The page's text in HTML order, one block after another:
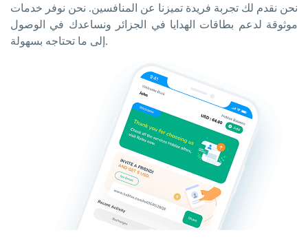
نحن نقدم لك تجربة فريدة تميزنا عن المنافسين. نحن نوفر خدمات
موثوقة لدعم بطاقات الهدايا في الجزائر ونساعدك في الوصول
إلى ما تحتاجه بسهولة.